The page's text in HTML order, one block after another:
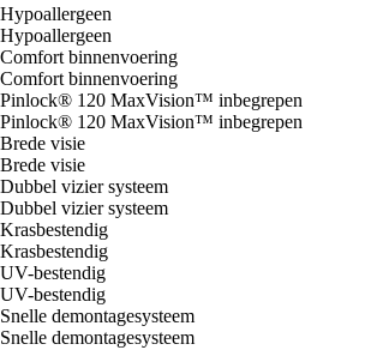
Hypoallergeen
Hypoallergeen
Comfort binnenvoering
Comfort binnenvoering
Pinlock® 120 MaxVision™ inbegrepen
Pinlock® 120 MaxVision™ inbegrepen
Brede visie
Brede visie
Dubbel vizier systeem
Dubbel vizier systeem
Krasbestendig
Krasbestendig
UV-bestendig
UV-bestendig
Snelle demontagesysteem
Snelle demontagesysteem